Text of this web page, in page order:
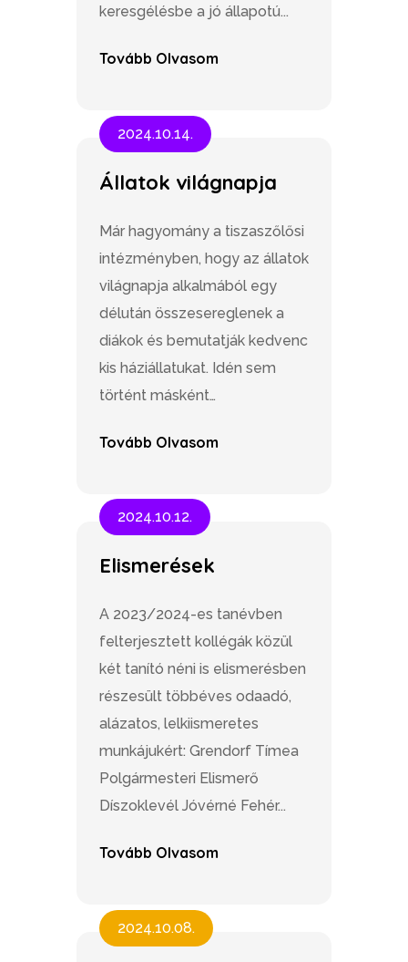
keresgélésbe a jó állapotú...
Tovább Olvasom
2024.10.14.
Állatok világnapja
Már hagyomány a tiszaszőlősi
intézményben, hogy az állatok
világnapja alkalmából egy
délután összesereglenek a
diákok és bemutatják kedvenc
kis háziállatukat. Idén sem
történt másként…
Tovább Olvasom
2024.10.12.
Elismerések
A 2023/2024-es tanévben
felterjesztett kollégák közül
két tanító néni is elismerésben
részesült többéves odaadó,
alázatos, lelkiismeretes
munkájukért: Grendorf Tímea
Polgármesteri Elismerő
Díszoklevél Jóvérné Fehér...
Tovább Olvasom
2024.10.08.